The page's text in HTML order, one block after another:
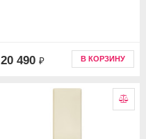
20 490 ₽ В КОРЗИНУ